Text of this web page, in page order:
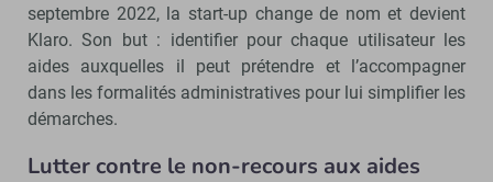
septembre 2022, la start-up change de nom et devient
Klaro. Son but : identifier pour chaque utilisateur les
aides auxquelles il peut prétendre et l’accompagner
dans les formalités administratives pour lui simplifier les
démarches.
Lutter contre le non-recours aux aides